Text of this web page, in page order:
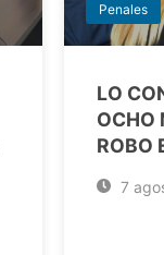
Penales
LO
OCHO
ROBO
7